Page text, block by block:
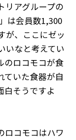
リアグループの
は会員数1,300
が、ここにゼッ
いなと考えてい
のロコモコが食
ていた食器が自
白そうですよ
ロコモコはハワ